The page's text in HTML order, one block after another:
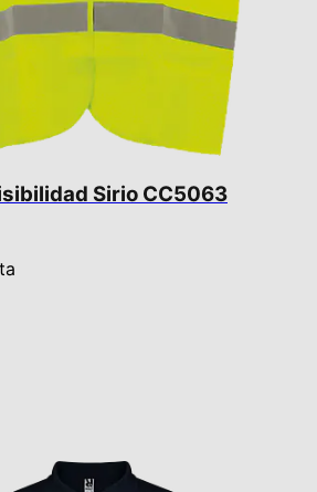
Sirio CC5063